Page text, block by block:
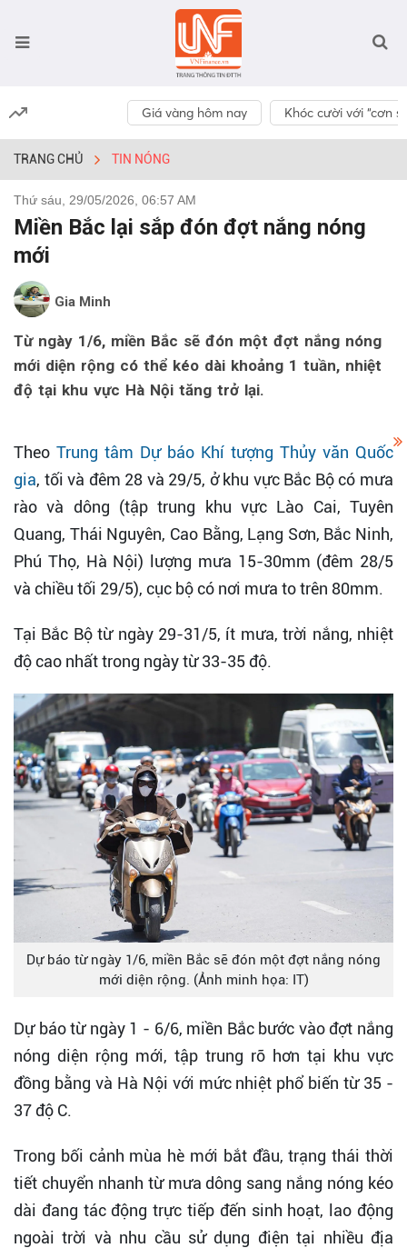
Giá vàng hôm nay Khóc cười với “cơn
TRANG CHỦ TIN NÓNG
Thứ sáu, 29/05/2026, 06:57 AM
Miền Bắc lại sắp đón đợt nắng nóng
mới
Gia Minh
Từ ngày 1/6, miền Bắc sẽ đón một đợt nắng nóng
mới diện rộng có thể kéo dài khoảng 1 tuần, nhiệt
độ tại khu vực Hà Nội tăng trở lại.
Theo Trung tâm Dự báo Khí tượng Thủy văn Quốc
gia, tối và đêm 28 và 29/5, ở khu vực Bắc Bộ có mưa
rào và dông (tập trung khu vực Lào Cai, Tuyên
Quang, Thái Nguyên, Cao Bằng, Lạng Sơn, Bắc Ninh,
Phú Thọ, Hà Nội) lượng mưa 15-30mm (đêm 28/5
và chiều tối 29/5), cục bộ có nơi mưa to trên 80mm.
Tại Bắc Bộ từ ngày 29-31/5, ít mưa, trời nắng, nhiệt
độ cao nhất trong ngày từ 33-35 độ.
Dự báo từ ngày 1/6, miền Bắc sẽ đón một đợt nắng nóng
mới diện rộng. (Ảnh minh họa: IT)
Dự báo từ ngày 1 - 6/6, miền Bắc bước vào đợt nắng
nóng diện rộng mới, tập trung rõ hơn tại khu vực
đồng bằng và Hà Nội với mức nhiệt phổ biến từ 35 -
37 độ C.
Trong bối cảnh mùa hè mới bắt đầu, trạng thái thời
tiết chuyển nhanh từ mưa dông sang nắng nóng kéo
dài đang tác động trực tiếp đến sinh hoạt, lao động
ngoài trời và nhu cầu sử dụng điện tại nhiều địa